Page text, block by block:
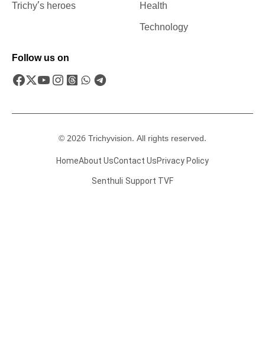
Trichy’s heroes
Health
Technology
Follow us on
© 2026 Trichyvision. All rights reserved.
HomeAbout UsContact UsPrivacy Policy
Senthuli Support TVF